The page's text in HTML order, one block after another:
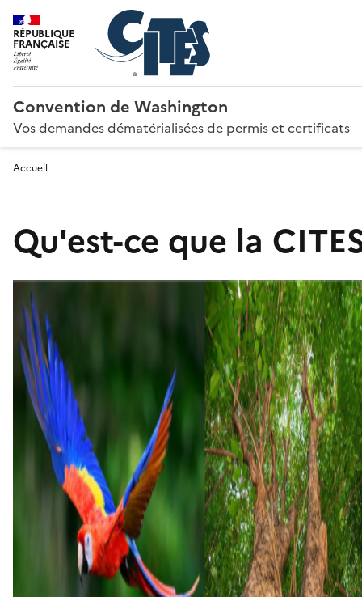
RÉPUBLIQUE
FRANÇAISE
Convention de Washington
Vos demandes dématérialisées de permis et certificats
Accueil
Qu'est-ce que la